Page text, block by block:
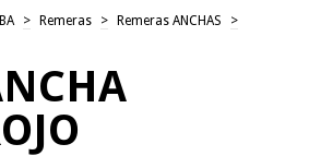
> Remeras > Remeras ANCHAS
>